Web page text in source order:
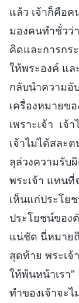
แล้ว เจ้าก็คือค
มองคนทำชั่วว่
คิดและการกร
ให้พระองค์ แ
กลับนำความอั
เครื่องหมายข
เพราะเจ้า เจ้
เจ้าไม่ได้สละต
ลุล่วงความรับ
พระเจ้า แทนที่
เห็นแก่ประโย
ประโยชน์ของ
แน่ชัด นี่หมาย
สุดท้าย พระเจ้
ให้พ้นหน้าเรา
ทำของเจ้าจะ